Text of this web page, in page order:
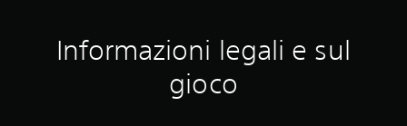
e
Informazioni legali e sul
gioco